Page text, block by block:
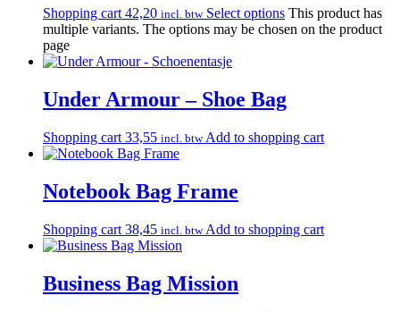
Shopping cart 42,20 incl. btw Select options This product has
multiple variants. The options may be chosen on the product
page
Under Armour – Shoe Bag
Shopping cart 33,55 incl. btw Add to shopping cart
Notebook Bag Frame
Shopping cart 38,45 incl. btw Add to shopping cart
Business Bag Mission